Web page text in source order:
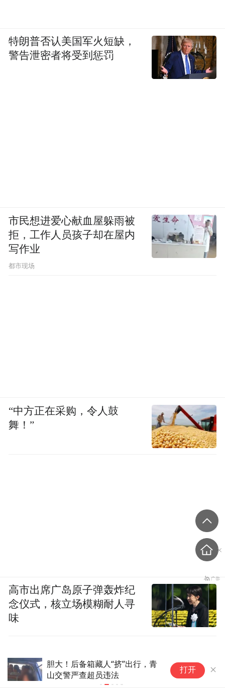
安徽合肥出手治理龟速车：先短
信提醒 不改正者将核实处罚
打开
特朗普否认美国军火短缺，
警告泄密者将受到惩罚
市民想进爱心献血屋躲雨被
拒，工作人员孩子却在屋内
写作业
都市现场
“中方正在采购，令人鼓
舞！”
高市出席广岛原子弹轰炸纪
念仪式，核立场模糊耐人寻
味